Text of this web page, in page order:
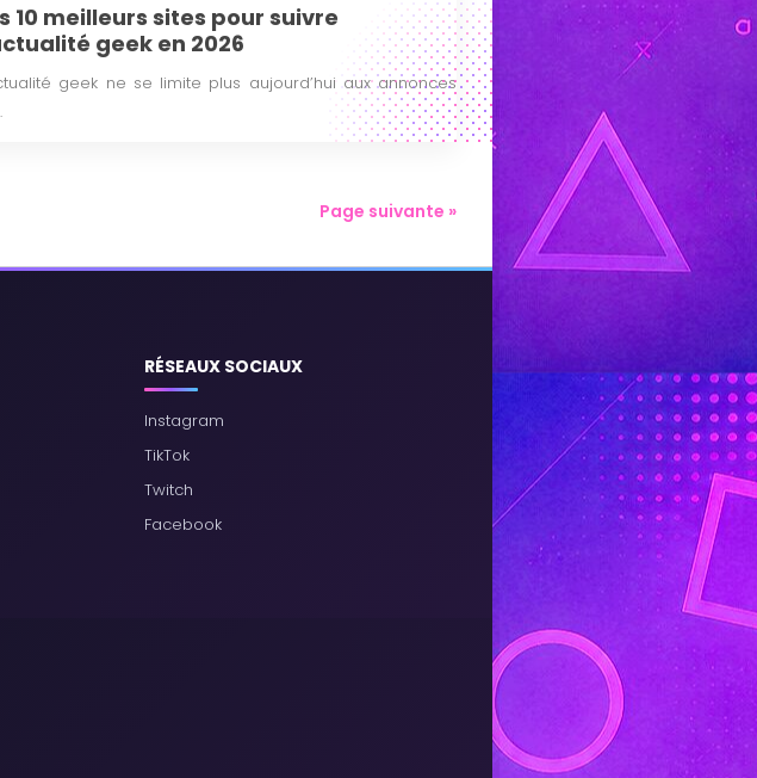
10 meilleurs sites pour suivre
geek en 2026
geek ne se limite plus aujourd’hui aux annonces
Page suivante »
RÉSEAUX SOCIAUX
Instagram
TikTok
Twitch
Facebook